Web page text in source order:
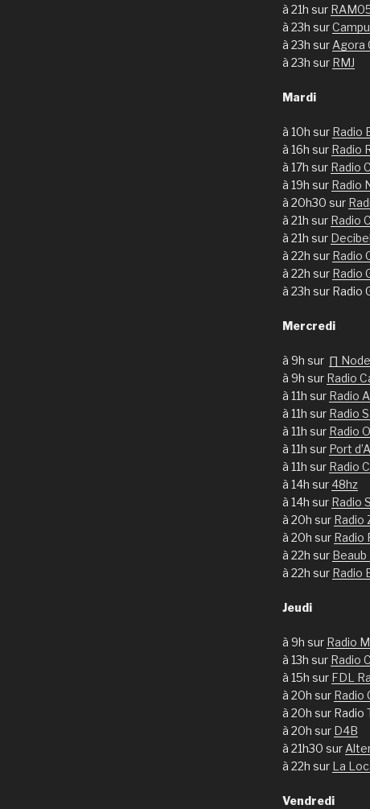
à 21h sur
à 23h sur
à 23h sur Agora
à 23h sur RMJ
Mardi
à 10h sur Radio
à 16h sur Radio
à 17h sur Radio
à 19h sur Radio
à 20h30 sur
à 21h sur Radio
à 21h sur
à 22h sur Radio
à 22h sur Radio
à 23h sur Radio
Mercredi
à 9h sur ∏ Node
à 9h sur Radio
à 11h sur Radio
à 11h sur Radio
à 11h sur Radio
à 11h sur Port
à 11h sur Radio
à 14h sur 48hz
à 14h sur Radio
à 20h sur Radio
à 20h sur Radio
à 22h sur Beaub
à 22h sur Radio
Jeudi
à 9h sur Radio
à 13h sur Radio
à 15h sur FDL
à 20h sur Radio
à 20h sur Radio
à 20h sur D4B
à 21h30 sur
à 22h sur La
Vendredi